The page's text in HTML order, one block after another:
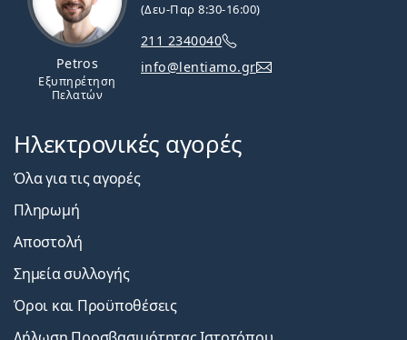
Petros
Εξυπηρέτηση
Πελατών
(Δευ-Παρ 8:30-16:00)
211 2340040
info@lentiamo.gr
Ηλεκτρονικές αγορές
Όλα για τις αγορές
Πληρωμή
Αποστολή
Σημεία συλλογής
Όροι και Προϋποθέσεις